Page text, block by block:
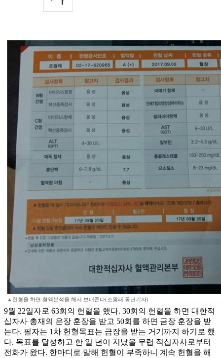
▲헌혈을 하면 혈액분석을 해서 보내준다(조왕래 동년기자)
9월 22일자로 63회의 헌혈을 했다. 30회의 헌혈을 하면 대한적
십자사 총재의 은장 훈장을 받고 50회를 하면 금장 훈장을 받
는다. 필자는 1차 헌혈목표는 금장을 받는 거기까지 하기로 했
다. 목표를 달성하고 한 일 년이 지났을 무렵 적십자사로부터
전화가 왔다. 한마디로 말해 헌혈이 부족하니 계속 헌혈을 해